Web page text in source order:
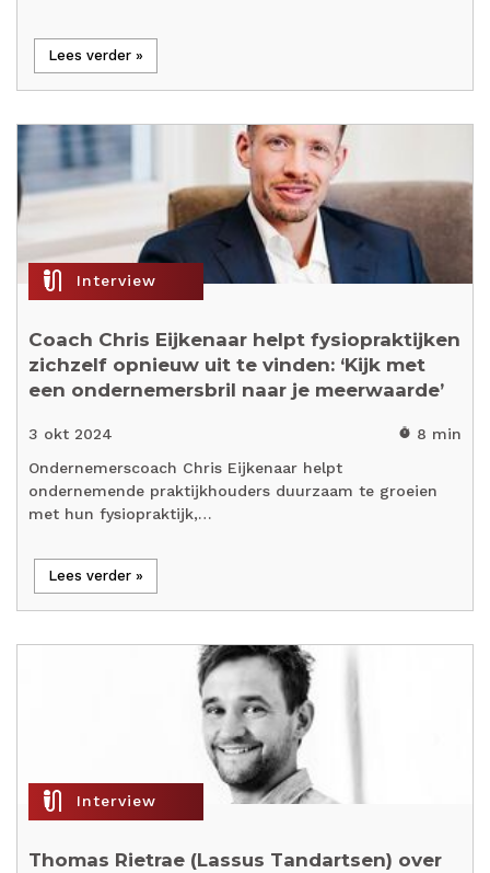
Lees verder »
mic_external_on Interview
Coach Chris Eijkenaar helpt fysiopraktijken
zichzelf opnieuw uit te vinden: ‘Kijk met
een ondernemersbril naar je meerwaarde’
3 okt 2024 timer 8 min
Ondernemerscoach Chris Eijkenaar helpt
ondernemende praktijkhouders duurzaam te groeien
met hun fysiopraktijk,…
Lees verder »
mic_external_on Interview
Thomas Rietrae (Lassus Tandartsen) over